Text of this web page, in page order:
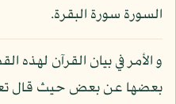
السورة سورة البقرة.
و الأمر في بيان القرآن
بعضها عن بعض حيث قال